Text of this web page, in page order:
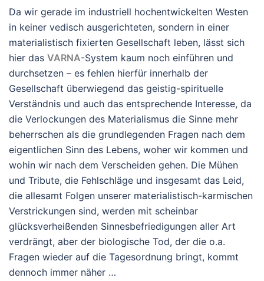
Da wir gerade im industriell hochentwickelten Westen
in keiner vedisch ausgerichteten, sondern in einer
materialistisch fixierten Gesellschaft leben, lässt sich
hier das VARNA-System kaum noch einführen und
durchsetzen – es fehlen hierfür innerhalb der
Gesellschaft überwiegend das geistig-spirituelle
Verständnis und auch das entsprechende Interesse, da
die Verlockungen des Materialismus die Sinne mehr
beherrschen als die grundlegenden Fragen nach dem
eigentlichen Sinn des Lebens, woher wir kommen und
wohin wir nach dem Verscheiden gehen. Die Mühen
und Tribute, die Fehlschläge und insgesamt das Leid,
die allesamt Folgen unserer materialistisch-karmischen
Verstrickungen sind, werden mit scheinbar
glücksverheißenden Sinnesbefriedigungen aller Art
verdrängt, aber der biologische Tod, der die o.a.
Fragen wieder auf die Tagesordnung bringt, kommt
dennoch immer näher …